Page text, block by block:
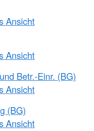
Ansicht
Ansicht
Betr.-Einr. (BG)
Ansicht
(BG)
Ansicht